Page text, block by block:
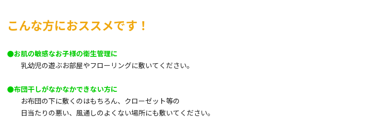
こんな方におススメです！
●お肌の敏感なお子様の衛生管理に
乳幼児の遊ぶお部屋やフローリングに敷いてください。
●布団干しがなかなかできない方に
お布団の下に敷くのはもちろん、クローゼット等の
日当たりの悪い、風通しのよくない場所にも敷いてください。